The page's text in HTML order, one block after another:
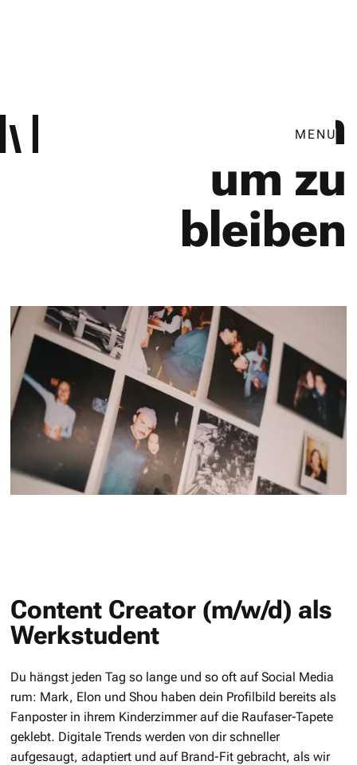
MENU
kommen
um zu
bleiben
Content Creator (m/w/d) als
Werkstudent
Du hängst jeden Tag so lange und so oft auf Social Media
rum: Mark, Elon und Shou haben dein Profilbild bereits als
Fanposter in ihrem Kinderzimmer auf die Raufaser-Tapete
geklebt. Digitale Trends werden von dir schneller
aufgesaugt, adaptiert und auf Brand-Fit gebracht, als wir